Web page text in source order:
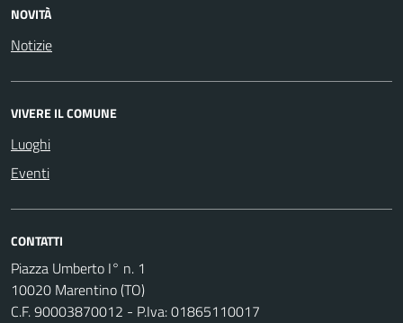
NOVITÀ
Notizie
VIVERE IL COMUNE
Luoghi
Eventi
CONTATTI
Piazza Umberto I° n. 1
10020 Marentino (TO)
C.F. 90003870012 - P.Iva: 01865110017